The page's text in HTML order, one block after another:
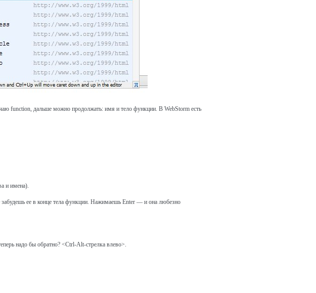
function, дальше можно продолжать: имя и тело функции. В WebStorm есть
и имена).
ее в конце тела функции. Нажимаешь Enter — и она любезно
надо бы обратно? <Ctrl-Alt-стрелка влево>.